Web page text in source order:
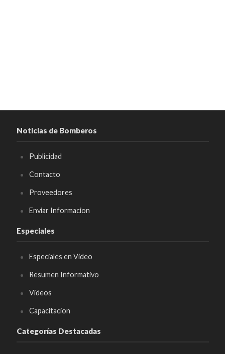
Noticias de Bomberos
Publicidad
Contacto
Proveedores
Enviar Informacion
Especiales
Especiales en Video
Resumen Informativo
Videos
Capacitacion
Categorías Destacadas